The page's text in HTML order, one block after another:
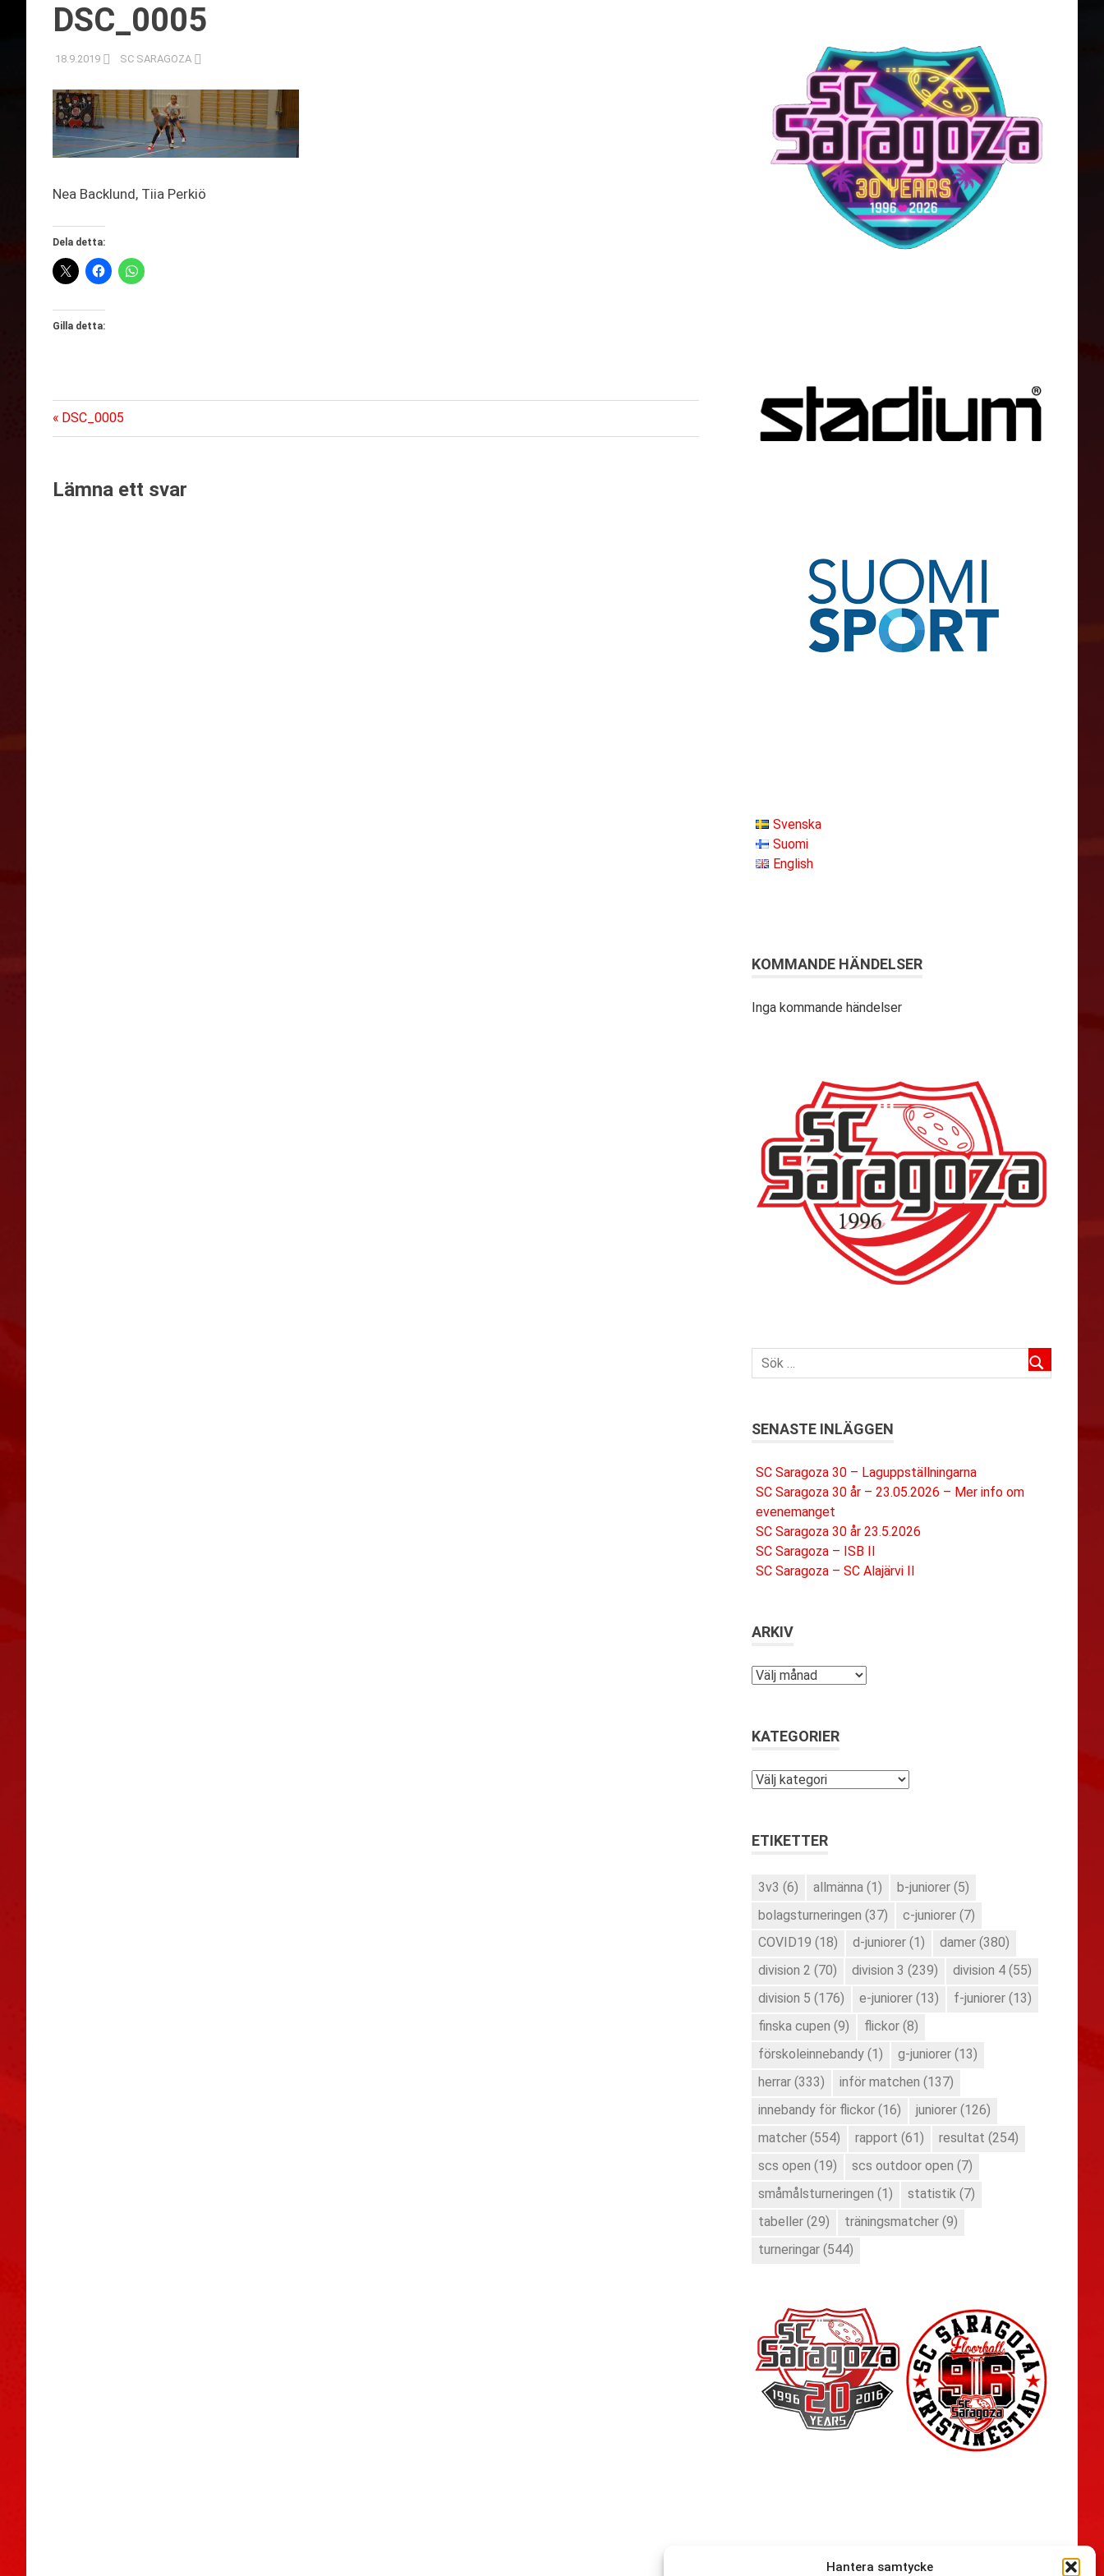
Hantera samtycke
DSC_0005
18.9.2019 SC SARAGOZA
Nea Backlund, Tiia Perkiö
Dela detta:
Gilla detta:
Inläggsnavigering
Föregående
inlägg:
DSC_0005
Lämna ett svar
Svenska
Suomi
English
KOMMANDE HÄNDELSER
Inga kommande händelser
SENASTE INLÄGGEN
SC Saragoza 30 – Laguppställningarna
SC Saragoza 30 år – 23.05.2026 – Mer info om
evenemanget
SC Saragoza 30 år 23.5.2026
SC Saragoza – ISB II
SC Saragoza – SC Alajärvi II
ARKIV
Arkiv
KATEGORIER
Kategorier
ETIKETTER
3v3 (6) allmänna (1) b-juniorer (5)
bolagsturneringen (37) c-juniorer (7)
COVID19 (18) d-juniorer (1) damer (380)
division 2 (70) division 3 (239) division 4 (55)
division 5 (176) e-juniorer (13) f-juniorer (13)
finska cupen (9) flickor (8)
förskoleinnebandy (1) g-juniorer (13)
herrar (333) inför matchen (137)
innebandy för flickor (16) juniorer (126)
matcher (554) rapport (61) resultat (254)
scs open (19) scs outdoor open (7)
småmålsturneringen (1) statistik (7)
tabeller (29) träningsmatcher (9)
turneringar (544)